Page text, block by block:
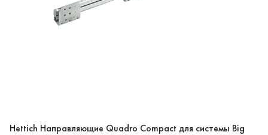
Hettich Направляющие Quadro Compact для системы Big